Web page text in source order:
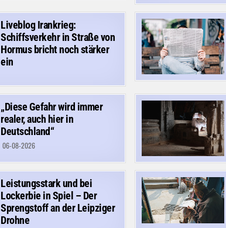
Liveblog Irankrieg:
Schiffsverkehr in Straße von
Hormus bricht noch stärker
ein
„Diese Gefahr wird immer
realer, auch hier in
Deutschland“
06-08-2026
Leistungsstark und bei
Lockerbie in Spiel – Der
Sprengstoff an der Leipziger
Drohne